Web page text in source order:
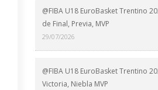
@FIBA U18 EuroBasket Trentino
de Final, Previa, MVP
29/07/2026
@FIBA U18 EuroBasket Trentino
Victoria, Niebla MVP